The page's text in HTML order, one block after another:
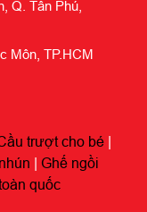
Q. Tân Phú,
Môn, TP.HCM
trượt cho bé |
| Ghế ngồi
quốc